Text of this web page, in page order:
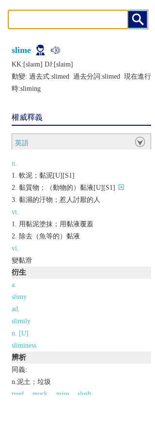
slime
KK:[slaɪm] DJ:[slaim]
動變: 過去式:slimed 過去分詞:slimed 現在進行
時:sliming
權威釋義
英語
n.
軟泥；黏泥[U][S1]
黏質物；（動物的）黏液[U][S1]
黏濕的汙物；惹人討厭的人
vt.
用黏泥塗抹；用黏液覆蓋
除去（魚等的）黏液
vi.
變黏滑
衍生
a.
slimy
ad.
slimily
n. [U]
sliminess
辨析
同義:
n.泥土；垃圾
mud
muck mire
slush